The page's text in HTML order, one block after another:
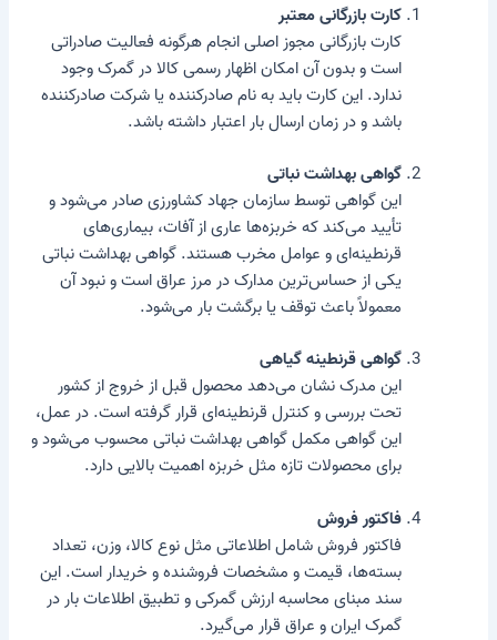
کارت بازرگانی معتبر
کارت بازرگانی مجوز اصلی انجام هرگونه فعالیت صادراتی
است و بدون آن امکان اظهار رسمی کالا در گمرک وجود
ندارد. این کارت باید به نام صادرکننده یا شرکت صادرکننده
باشد و در زمان ارسال بار اعتبار داشته باشد.
گواهی بهداشت نباتی
این گواهی توسط سازمان جهاد کشاورزی صادر می‌شود و
تأیید می‌کند که خربزه‌ها عاری از آفات، بیماری‌های
قرنطینه‌ای و عوامل مخرب هستند. گواهی بهداشت نباتی
یکی از حساس‌ترین مدارک در مرز عراق است و نبود آن
معمولاً باعث توقف یا برگشت بار می‌شود.
گواهی قرنطینه گیاهی
این مدرک نشان می‌دهد محصول قبل از خروج از کشور
تحت بررسی و کنترل قرنطینه‌ای قرار گرفته است. در عمل،
این گواهی مکمل گواهی بهداشت نباتی محسوب می‌شود و
برای محصولات تازه مثل خربزه اهمیت بالایی دارد.
فاکتور فروش
فاکتور فروش شامل اطلاعاتی مثل نوع کالا، وزن، تعداد
بسته‌ها، قیمت و مشخصات فروشنده و خریدار است. این
سند مبنای محاسبه ارزش گمرکی و تطبیق اطلاعات بار در
گمرک ایران و عراق قرار می‌گیرد.